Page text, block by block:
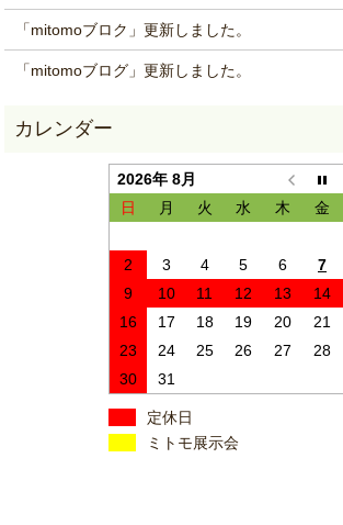
「mitomoブロク」更新しました。
「mitomoブログ」更新しました。
2026年 8月
日
月 火 水 木 金
2
3 4 5 6 7
9
10 11 12 13 14
16
17 18 19 20 21
23
24 25 26 27 28
30
31
定休日
ミトモ展示会